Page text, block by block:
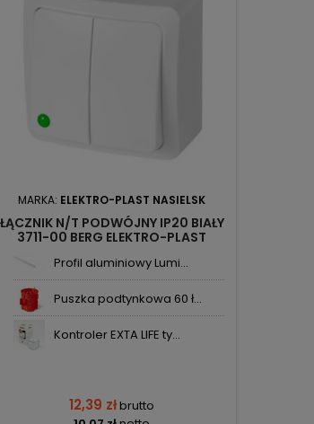
MARKA: ELEKTRO-PLAST NASIELSK
ŁĄCZNIK N/T PODWÓJNY IP20 BIAŁY
3711-00 BERG ELEKTRO-PLAST
Profil aluminiowy Lumi...
Puszka podtynkowa 60 ł...
Kontroler EXTA LIFE ty...
12,39 złbrutto